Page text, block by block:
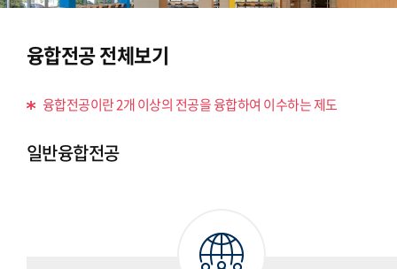
융합전공 전체보기
융합전공이란 2개 이상의 전공을 융합하여 이수하는 제도
일반융합전공